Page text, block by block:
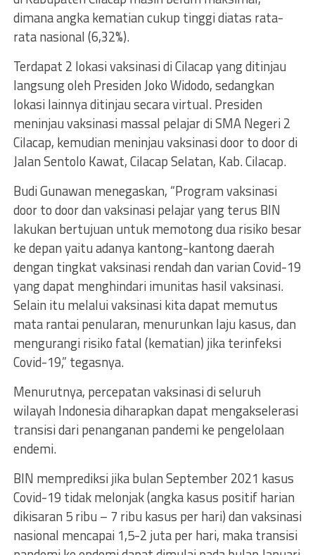
dimana angka kematian cukup tinggi diatas rata-
rata nasional (6,32%).
Terdapat 2 lokasi vaksinasi di Cilacap yang ditinjau
langsung oleh Presiden Joko Widodo, sedangkan
lokasi lainnya ditinjau secara virtual. Presiden
meninjau vaksinasi massal pelajar di SMA Negeri 2
Cilacap, kemudian meninjau vaksinasi door to door di
Jalan Sentolo Kawat, Cilacap Selatan, Kab. Cilacap.
Budi Gunawan menegaskan, “Program vaksinasi
door to door dan vaksinasi pelajar yang terus BIN
lakukan bertujuan untuk memotong dua risiko besar
ke depan yaitu adanya kantong-kantong daerah
dengan tingkat vaksinasi rendah dan varian Covid-19
yang dapat menghindari imunitas hasil vaksinasi.
Selain itu melalui vaksinasi kita dapat memutus
mata rantai penularan, menurunkan laju kasus, dan
mengurangi risiko fatal (kematian) jika terinfeksi
Covid-19,” tegasnya.
Menurutnya, percepatan vaksinasi di seluruh
wilayah Indonesia diharapkan dapat mengakselerasi
transisi dari penanganan pandemi ke pengelolaan
endemi.
BIN memprediksi jika bulan September 2021 kasus
Covid-19 tidak melonjak (angka kasus positif harian
dikisaran 5 ribu – 7 ribu kasus per hari) dan vaksinasi
nasional mencapai 1,5-2 juta per hari, maka transisi